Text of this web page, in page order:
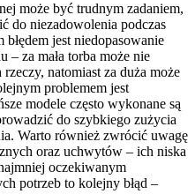
może być trudnym zadaniem,
do niezadowolenia podczas
jest niedopasowanie
– za mała torba może nie
natomiast za duża może
problemem jest
modele często wykonane są
do szybkiego zużycia
Warto również zwrócić uwagę
oraz uchwytów – ich niska
oczekiwanym
potrzeb to kolejny błąd –